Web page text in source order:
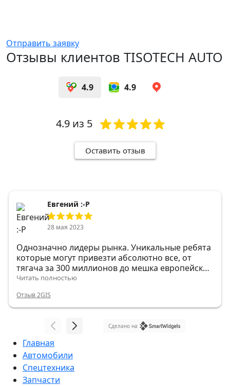
Отправить заявку
Отзывы клиентов TISOTECH AUTO
4.9 4.9
4.9из 5
Оставить отзыв
Евгений :-Р
28 мая 2023
Однозначно лидеры рынка. Уникальные ребята
которые могут привезти абсолютно все, от
тягача за 300 миллионов до мешка европейских
гвоздей.
Читать полностью
Отзыв 2GIS
Сделано на
Главная
Автомобили
Спецтехника
Запчасти